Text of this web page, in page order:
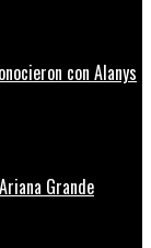
con Alanys
Grande